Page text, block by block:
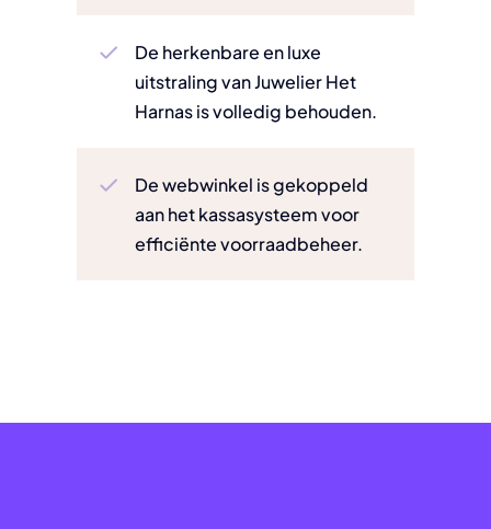
De herkenbare en luxe
uitstraling van Juwelier Het
Harnas is volledig behouden.
De webwinkel is gekoppeld
aan het kassasysteem voor
efficiënte voorraadbeheer.